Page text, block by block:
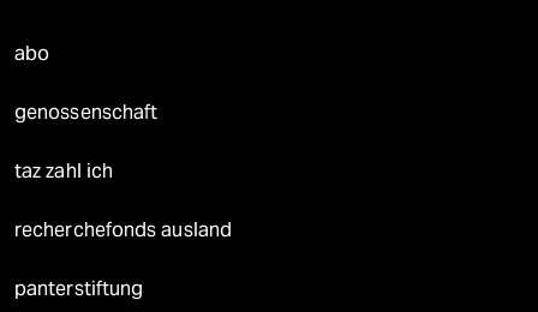
abo
genossenschaft
taz zahl ich
recherchefonds ausland
panterstiftung